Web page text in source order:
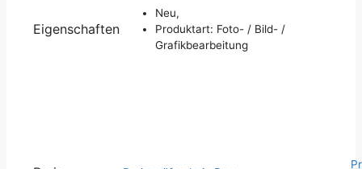
Eigenschaften
Neu,
Produktart: Foto- / Bild- /
Grafikbearbeitung